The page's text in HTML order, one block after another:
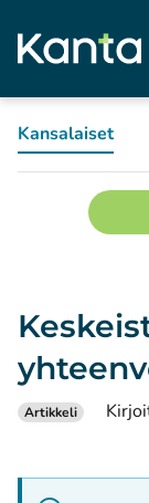
Kansalaiset
Artikkeli